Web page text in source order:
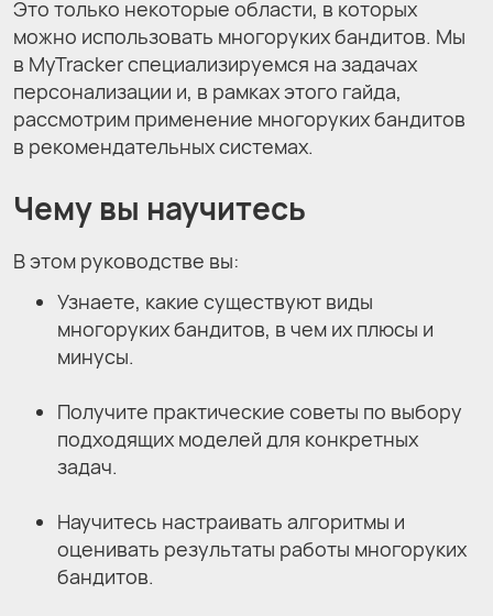
Это только некоторые области, в которых
можно использовать многоруких бандитов. Мы
в MyTracker специализируемся на задачах
персонализации и, в рамках этого гайда,
рассмотрим применение многоруких бандитов
в рекомендательных системах.
Чему вы научитесь
В этом руководстве вы:
Узнаете, какие существуют виды
многоруких бандитов, в чем их плюсы и
минусы.
Получите практические советы по выбору
подходящих моделей для конкретных
задач.
Научитесь настраивать алгоритмы и
оценивать результаты работы многоруких
бандитов.